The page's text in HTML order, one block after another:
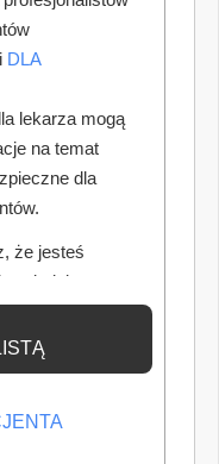
DLA
lekarza mogą
na temat
dla
że jesteś